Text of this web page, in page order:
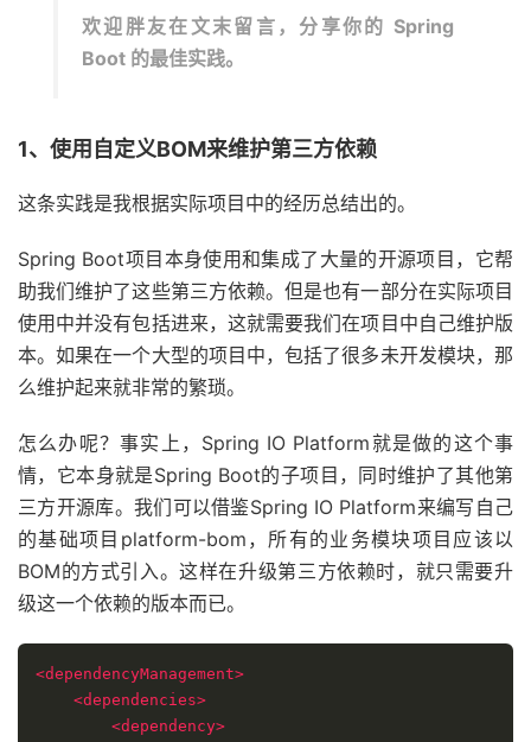
欢迎胖友在文末留言，分享你的 Spring
Boot 的最佳实践。
1、使用自定义BOM来维护第三方依赖
这条实践是我根据实际项目中的经历总结出的。
Spring Boot项目本身使用和集成了大量的开源项目，它帮
助我们维护了这些第三方依赖。但是也有一部分在实际项目
使用中并没有包括进来，这就需要我们在项目中自己维护版
本。如果在一个大型的项目中，包括了很多未开发模块，那
么维护起来就非常的繁琐。
怎么办呢？事实上，Spring IO Platform就是做的这个事
情，它本身就是Spring Boot的子项目，同时维护了其他第
三方开源库。我们可以借鉴Spring IO Platform来编写自己
的基础项目platform-bom，所有的业务模块项目应该以
BOM的方式引入。这样在升级第三方依赖时，就只需要升
级这一个依赖的版本而已。
<dependencyManagement>
<dependencies>
<dependency>